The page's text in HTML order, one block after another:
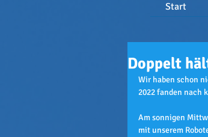
Start
Doppelt
Wir haben schon
2022 fanden nach
Am sonnigen
mit unserem